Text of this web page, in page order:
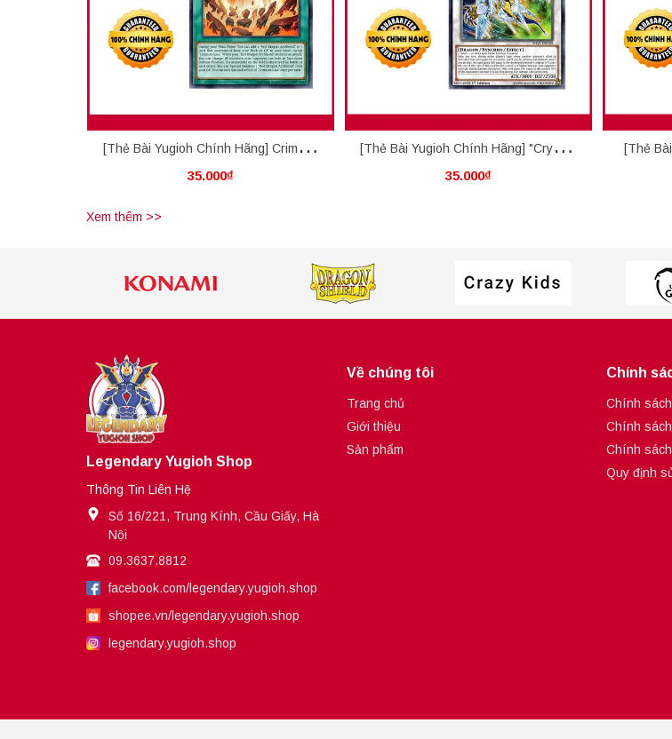
[Thẻ Bài Yugioh Chính Hãng] Crimson
Gaia
35.000₫
[Thẻ Bài Yugioh Chính Hãng] "Crystal"
Wing Synchro Dragon
35.000₫
[Thẻ
Xem thêm >>
Legendary Yugioh Shop
Thông Tin Liên Hệ
Số 16/221, Trung Kính, Cầu Giấy, Hà
Nội
09.3637.8812
facebook.com/legendary.yugioh.shop
shopee.vn/legendary.yugioh.shop
legendary.yugioh.shop
Về chúng tôi
Trang chủ
Giới thiệu
Sản phẩm
Chính
Chính
Chính
Chính
Quy định